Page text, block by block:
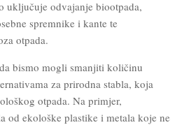
uključuje odvajanje biootpada,
spremnike i kante te
otpada.
bismo mogli smanjiti količinu
za prirodna stabla, koja
otpada. Na primjer,
od ekološke plastike i metala koje ne